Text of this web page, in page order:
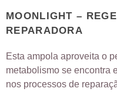
MOONLIGHT –
REPARADORA
Esta ampola aproveita o
metabolismo se encontra
nos processos de